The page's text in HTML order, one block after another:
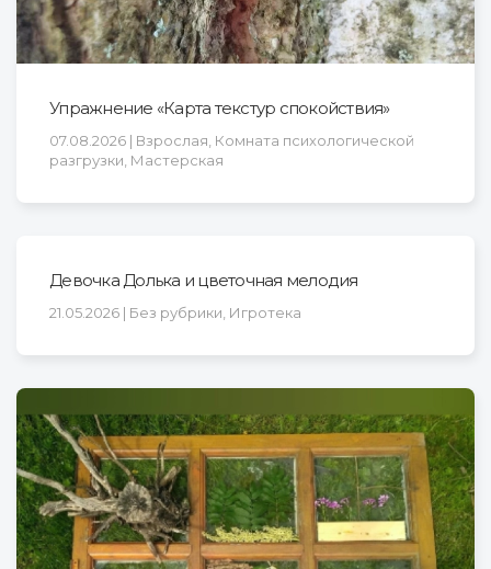
Упражнение «Карта текстур спокойствия»
07.08.2026 | Взрослая, Комната психологической
разгрузки, Мастерская
Девочка Долька и цветочная мелодия
21.05.2026 | Без рубрики, Игротека